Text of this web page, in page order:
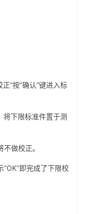
”按“确认”键进入标
将下限标准件置于测
做校正。
即完成了下限校